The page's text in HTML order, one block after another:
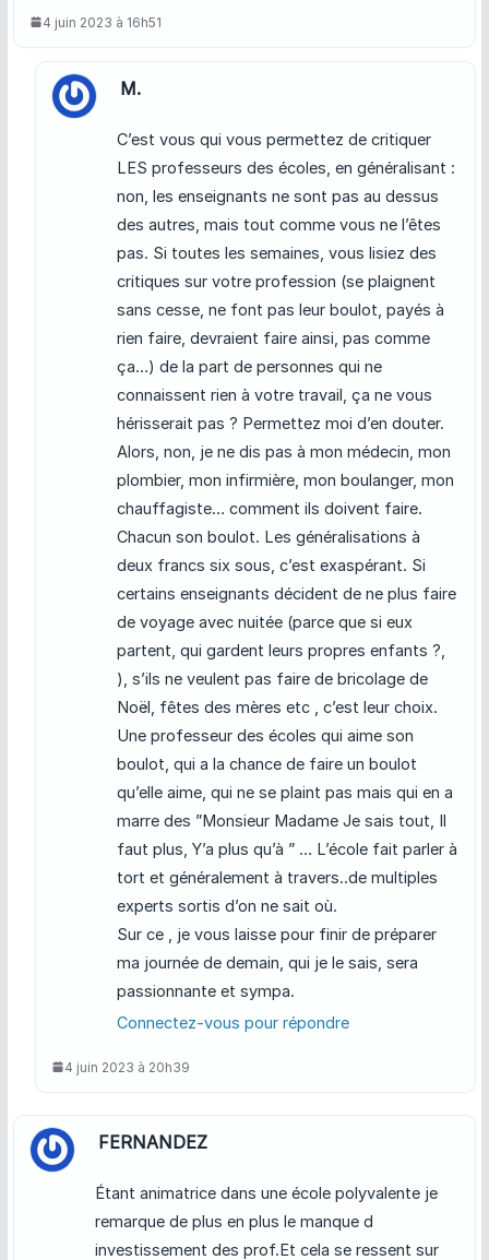
4 juin 2023 à 16h51
M.
C’est vous qui vous permettez de critiquer
LES professeurs des écoles, en généralisant :
non, les enseignants ne sont pas au dessus
des autres, mais tout comme vous ne l’êtes
pas. Si toutes les semaines, vous lisiez des
critiques sur votre profession (se plaignent
sans cesse, ne font pas leur boulot, payés à
rien faire, devraient faire ainsi, pas comme
ça…) de la part de personnes qui ne
connaissent rien à votre travail, ça ne vous
hérisserait pas ? Permettez moi d’en douter.
Alors, non, je ne dis pas à mon médecin, mon
plombier, mon infirmière, mon boulanger, mon
chauffagiste… comment ils doivent faire.
Chacun son boulot. Les généralisations à
deux francs six sous, c’est exaspérant. Si
certains enseignants décident de ne plus faire
de voyage avec nuitée (parce que si eux
partent, qui gardent leurs propres enfants ?,
), s’ils ne veulent pas faire de bricolage de
Noël, fêtes des mères etc , c’est leur choix.
Une professeur des écoles qui aime son
boulot, qui a la chance de faire un boulot
qu’elle aime, qui ne se plaint pas mais qui en a
marre des ”Monsieur Madame Je sais tout, Il
faut plus, Y’a plus qu’à ” … L’école fait parler à
tort et généralement à travers..de multiples
experts sortis d’on ne sait où.
Sur ce , je vous laisse pour finir de préparer
ma journée de demain, qui je le sais, sera
passionnante et sympa.
Connectez-vous pour répondre
4 juin 2023 à 20h39
FERNANDEZ
Étant animatrice dans une école polyvalente je
remarque de plus en plus le manque d
investissement des prof.Et cela se ressent sur